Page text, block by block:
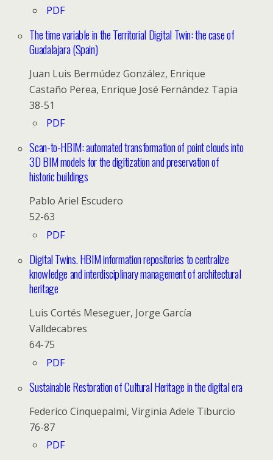
PDF
The time variable in the Territorial Digital Twin: the case of
Guadalajara (Spain)
Juan Luis Bermúdez González, Enrique
Castaño Perea, Enrique José Fernández Tapia
38-51
PDF
Scan-to-HBIM: automated transformation of point clouds into
3D BIM models for the digitization and preservation of
historic buildings
Pablo Ariel Escudero
52-63
PDF
Digital Twins. HBIM information repositories to centralize
knowledge and interdisciplinary management of architectural
heritage
Luis Cortés Meseguer, Jorge García
Valldecabres
64-75
PDF
Sustainable Restoration of Cultural Heritage in the digital era
Federico Cinquepalmi, Virginia Adele Tiburcio
76-87
PDF